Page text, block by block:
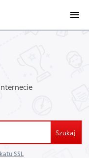
Szukaj
SSL